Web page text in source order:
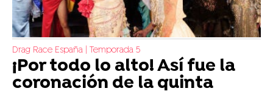
Drag Race España | Temporada 5
¡Por todo lo alto! Así fue la
coronación de la quinta